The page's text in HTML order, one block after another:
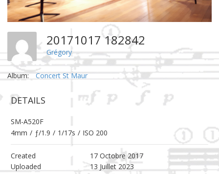
20171017 182842
Grégory
Album: Concert St Maur
DETAILS
SM-A520F
4mm / ƒ/1.9 / 1/17s / ISO 200
Created
17 Octobre 2017
Uploaded
13 Juillet 2023